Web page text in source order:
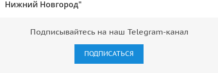
Нижний Новгород"
Подписывайтесь на наш Telegram-канал
ПОДПИСАТЬСЯ